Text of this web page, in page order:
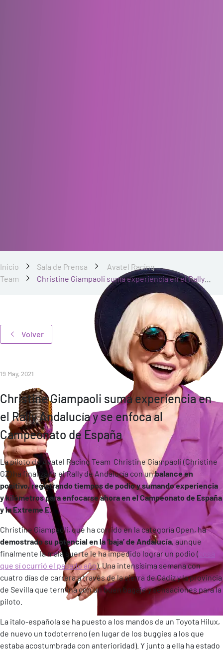
Inicio Sala de Prensa
Avatel Racing
Team
Christine Giampaoli suma experiencia en el Rally
Andalucía y se enfoca al Campeonato de España
Volver
19 May, 2021
Christine Giampaoli suma experiencia en
el Rally Andalucía y se enfoca al
Campeonato de España
La piloto de Avatel Racing Team Christine Giampaoli (Christine
GZ) ha finalizado el Rally de Andalucía con unbalance en
positivo, registrando tiempos de podio y sumando experiencia
y kilómetros para enfocarse ahora en el Campeonato de España
y la Extreme E.
Christine Giampaoli, que ha corrido en la categoría Open, ha
demostrado su potencial en la ‘baja’ de Andalucía, aunque
finalmente la mala suerte le ha impedido lograr un podio (
que sí ocurrió el pasado año). Una intensísima semana con
cuatro días de carrera a través de la sierra de Cádiz y la provincia
de Sevilla que termina con un buen bagaje y sensaciones para la
piloto.
La italo-española se ha puesto a los mandos de un Toyota Hilux,
de nuevo un todoterreno (en lugar de los buggies a los que
estaba acostumbrada con anterioridad). Y junto a ella ha estado